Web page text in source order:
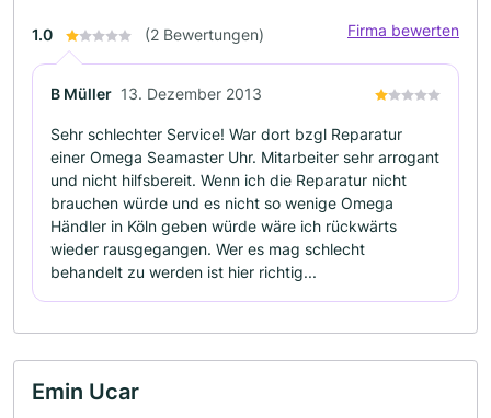
1.0 (2 Bewertungen) Firma bewerten
B Müller 13. Dezember 2013
Sehr schlechter Service! War dort bzgl Reparatur
einer Omega Seamaster Uhr. Mitarbeiter sehr arrogant
und nicht hilfsbereit. Wenn ich die Reparatur nicht
brauchen würde und es nicht so wenige Omega
Händler in Köln geben würde wäre ich rückwärts
wieder rausgegangen. Wer es mag schlecht
behandelt zu werden ist hier richtig...
Emin Ucar